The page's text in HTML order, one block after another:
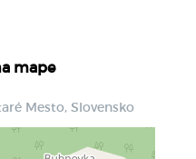
mape
Mesto, Slovensko